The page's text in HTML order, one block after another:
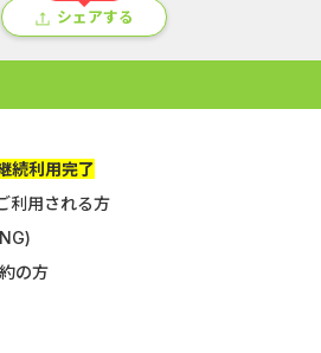
シェアする
続利用完了
利用される方
の方